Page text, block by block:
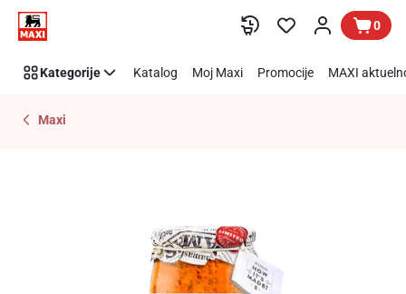
Preskoči link 0
Kategorije Katalog Moj Maxi Promocije MAXI
Maxi